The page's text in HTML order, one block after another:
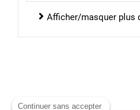
Afficher/masquer plus
Continuer sans accepter